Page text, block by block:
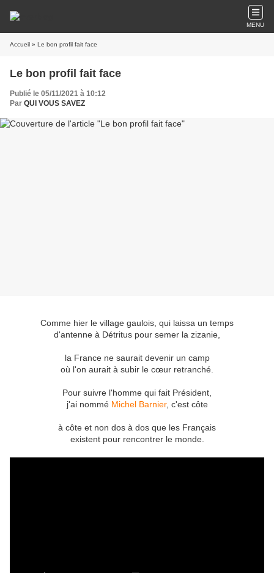
MENU
Accueil » Le bon profil fait face
Le bon profil fait face
Publié le 05/11/2021 à 10:12
Par QUI VOUS SAVEZ
Comme hier le village gaulois, qui laissa un temps
d'antenne à Détritus pour semer la zizanie,
la France ne saurait devenir un camp
où l'on aurait à subir le cœur retranché.
Pour suivre l'homme qui fait Président,
j'ai nomméMichel Barnier, c'est côte
à côte et non dos à dos que les Français
existent pour rencontrer le monde.